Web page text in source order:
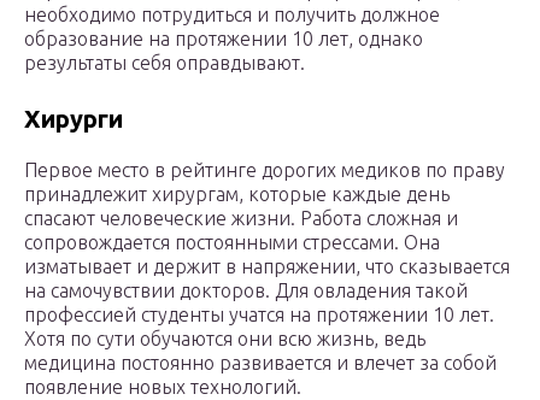
необходимо потрудиться и получить должное
образование на протяжении 10 лет, однако
результаты себя оправдывают.
Хирурги
Первое место в рейтинге дорогих медиков по праву
принадлежит хирургам, которые каждые день
спасают человеческие жизни. Работа сложная и
сопровождается постоянными стрессами. Она
изматывает и держит в напряжении, что сказывается
на самочувствии докторов. Для овладения такой
профессией студенты учатся на протяжении 10 лет.
Хотя по сути обучаются они всю жизнь, ведь
медицина постоянно развивается и влечет за собой
появление новых технологий.